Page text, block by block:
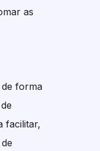
as
forma
facilitar,